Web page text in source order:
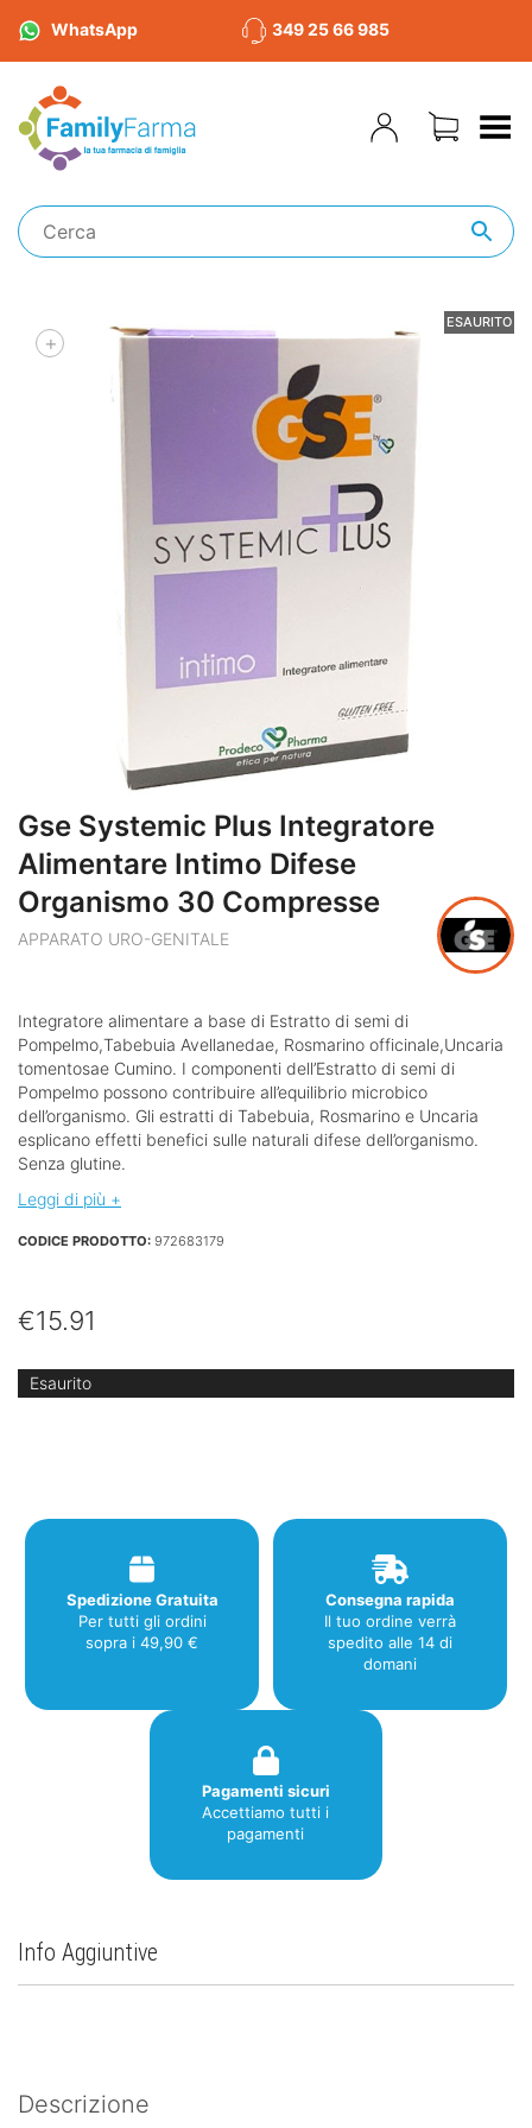
WhatsApp 349 25 66 985
Toggle Menu
ESAURITO
+
Gse Systemic Plus Integratore
Alimentare Intimo Difese
Organismo 30 Compresse
APPARATO URO-GENITALE
Integratore alimentare a base di Estratto di semi di
Pompelmo,Tabebuia Avellanedae, Rosmarino officinale,Uncaria
tomentosae Cumino. I componenti dell’Estratto di semi di
Pompelmo possono contribuire all’equilibrio microbico
dell’organismo. Gli estratti di Tabebuia, Rosmarino e Uncaria
esplicano effetti benefici sulle naturali difese dell’organismo.
Senza glutine.
Leggi di più +
CODICE PRODOTTO: 972683179
€15.91
Esaurito
Spedizione Gratuita
Per tutti gli ordini
sopra i 49,90 €
Consegna rapida
Il tuo ordine verrà
spedito alle 14 di
domani
Pagamenti sicuri
Accettiamo tutti i
pagamenti
Info Aggiuntive
Descrizione